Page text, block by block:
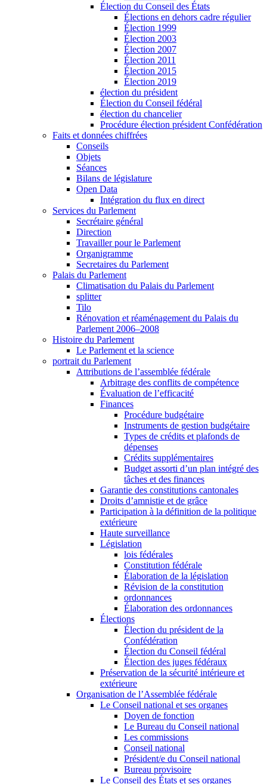
Élection du Conseil des États
Élections en dehors cadre régulier
Élection 1999
Élection 2003
Élection 2007
Élection 2011
Élection 2015
Élection 2019
élection du président
Élection du Conseil fédéral
élection du chancelier
Procédure élection président Confédération
Faits et données chiffrées
Conseils
Objets
Séances
Bilans de législature
Open Data
Intégration du flux en direct
Services du Parlement
Secrétaire général
Direction
Travailler pour le Parlement
Organigramme
Secretaires du Parlement
Palais du Parlement
Climatisation du Palais du Parlement
splitter
Tilo
Rénovation et réaménagement du Palais du
Parlement 2006–2008
Histoire du Parlement
Le Parlement et la science
portrait du Parlement
Attributions de l’assemblée fédérale
Arbitrage des conflits de compétence
Évaluation de l’efficacité
Finances
Procédure budgétaire
Instruments de gestion budgétaire
Types de crédits et plafonds de
dépenses
Crédits supplémentaires
Budget assorti d’un plan intégré des
tâches et des finances
Garantie des constitutions cantonales
Droits d’amnistie et de grâce
Participation à la définition de la politique
extérieure
Haute surveillance
Législation
lois fédérales
Constitution fédérale
Élaboration de la législation
Révision de la constitution
ordonnances
Élaboration des ordonnances
Élections
Élection du président de la
Confédération
Élection du Conseil fédéral
Élection des juges fédéraux
Préservation de la sécurité intérieure et
extérieure
Organisation de l’Assemblée fédérale
Le Conseil national et ses organes
Doyen de fonction
Le Bureau du Conseil national
Les commissions
Conseil national
Président/e du Conseil national
Bureau provisoire
Le Conseil des États et ses organes